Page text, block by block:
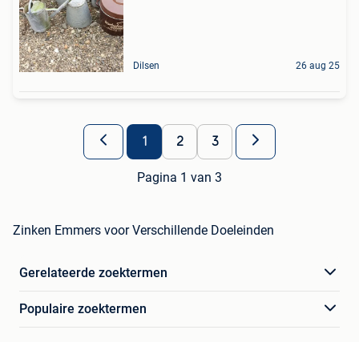
Dilsen 26 aug 25
1 2 3
Pagina 1 van 3
Zinken Emmers voor Verschillende Doeleinden
Gerelateerde zoektermen
Populaire zoektermen